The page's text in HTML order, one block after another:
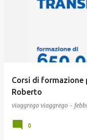
Corsi di formazione
Roberto
viaggrego viaggrego -
0